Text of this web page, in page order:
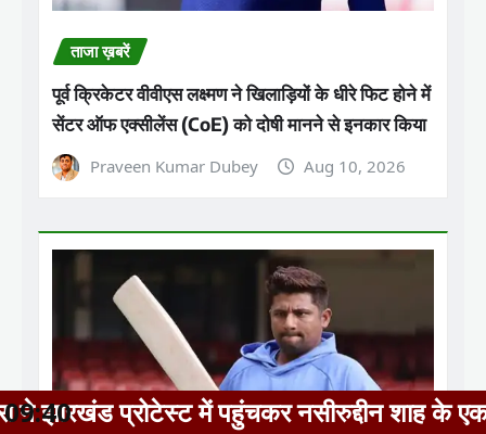
ताजा ख़बरें
पूर्व क्रिकेटर वीवीएस लक्ष्मण ने खिलाड़ियों के धीरे फिट होने में
सेंटर ऑफ एक्सीलेंस (CoE) को दोषी मानने से इनकार किया
Praveen Kumar Dubey Aug 10, 2026
में पहुंचकर नसीरुद्दीन शाह के एक बयान पर
09:40